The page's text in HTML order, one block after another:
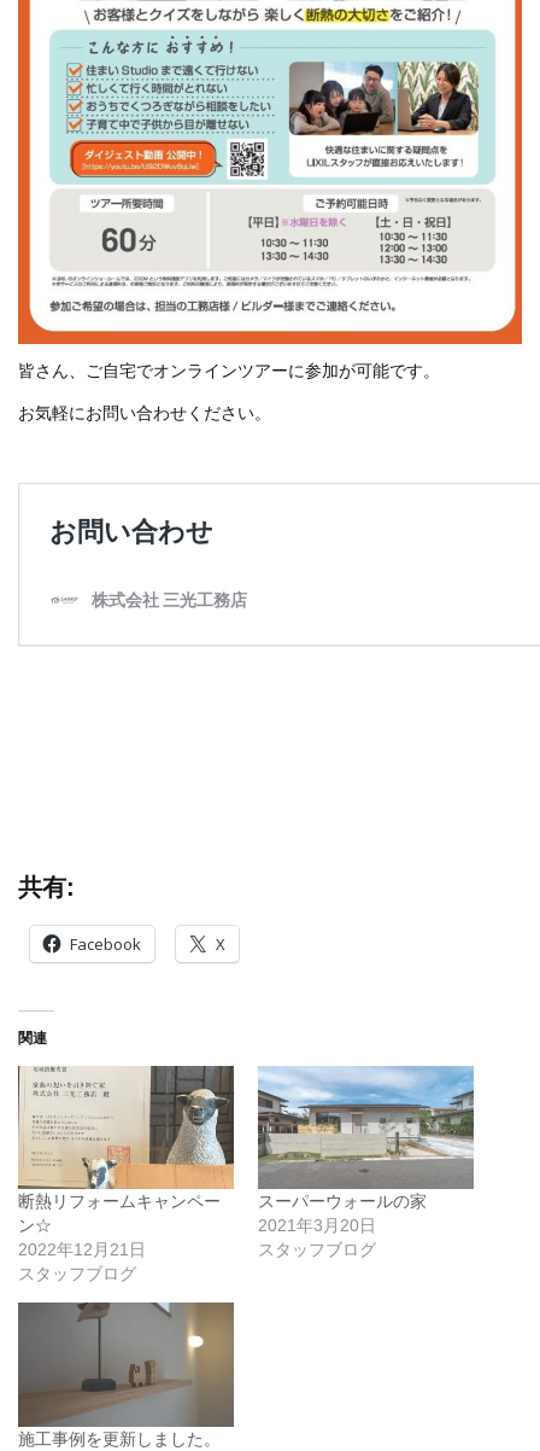
皆さん、ご自宅でオンラインツアーに参加が可能です。
お気軽にお問い合わせください。
共有:
Facebook X
関連
断熱リフォームキャンペー
ン☆
2022年12月21日
スタッフブログ
スーパーウォールの家
2021年3月20日
スタッフブログ
施工事例を更新しました。